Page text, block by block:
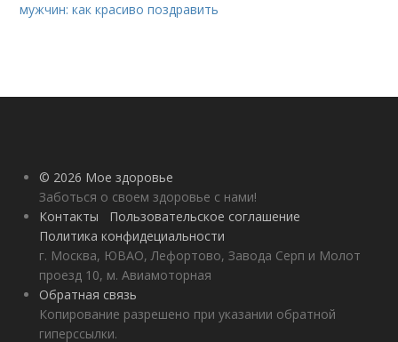
мужчин: как красиво поздравить
© 2026 Мое здоровье
Заботься о своем здоровье с нами!
Контакты
Пользовательское соглашение
Политика конфидециальности
г. Москва, ЮВАО, Лефортово, Завода Серп и Молот
проезд 10, м. Авиамоторная
Обратная связь
Копирование разрешено при указании обратной
гиперссылки.